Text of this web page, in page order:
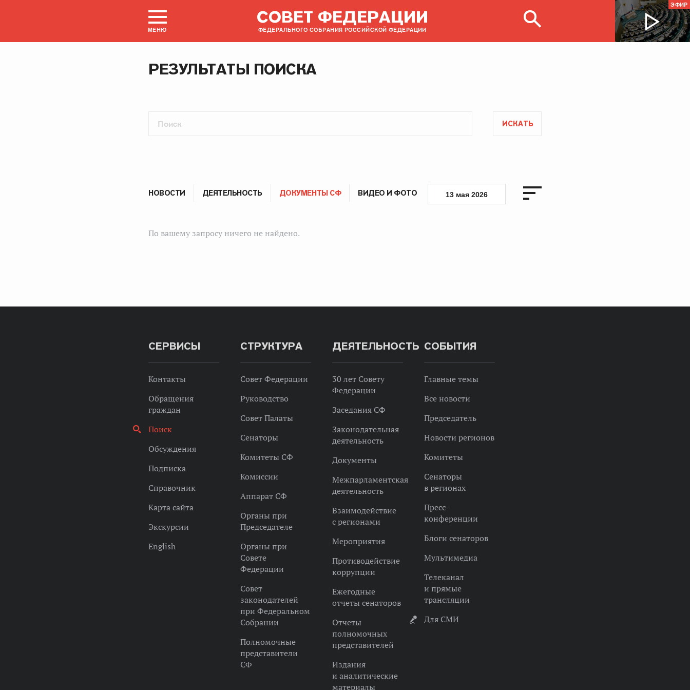
МЕНЮ
СОВЕТ ФЕДЕРАЦИИ
ФЕДЕРАЛЬНОГО СОБРАНИЯ РОССИЙСКОЙ ФЕДЕРАЦИИ
ЭФИР
РЕЗУЛЬТАТЫ ПОИСКА
ИСКАТЬ
НОВОСТИ ДЕЯТЕЛЬНОСТЬ ДОКУМЕНТЫ СФ ВИДЕО И ФОТО 13 мая 2026
По вашему запросу ничего не найдено.
СЕРВИСЫ
Контакты
Обращения
граждан
Поиск
Обсуждения
Подписка
Справочник
Карта сайта
Экскурсии
English
СТРУКТУРА
Совет Федерации
Руководство
Совет Палаты
Сенаторы
Комитеты СФ
Комиссии
Аппарат СФ
Органы при
Председателе
Органы при
Совете
Федерации
Совет
законодателей
при Федеральном
Собрании
Полномочные
представители
СФ
ДЕЯТЕЛЬНОСТЬ
30 лет Совету
Федерации
Заседания СФ
Законодательная
деятельность
Документы
Межпарламентская
деятельность
Взаимодействие
с регионами
Мероприятия
Противодействие
коррупции
Ежегодные
отчеты сенаторов
Отчеты
полномочных
представителей
Издания
и аналитические
материалы
СОБЫТИЯ
Главные темы
Все новости
Председатель
Новости регионов
Комитеты
Сенаторы
в регионах
Пресс-
конференции
Блоги сенаторов
Мультимедиа
Телеканал
и прямые
трансляции
Для СМИ